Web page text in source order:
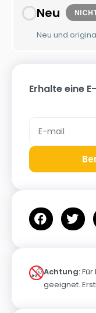
Neu
Neu und
Erhalte eine
Achtung:
geeignet.